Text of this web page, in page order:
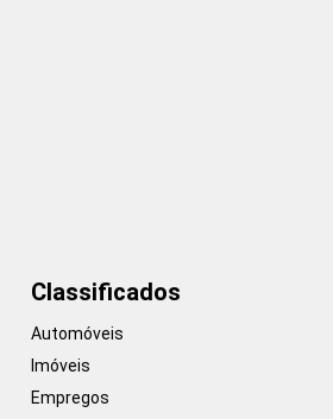
Classificados
Automóveis
Imóveis
Empregos